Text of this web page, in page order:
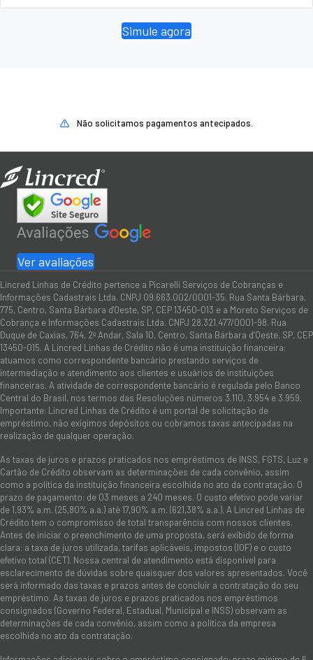
Simule agora
Não solicitamos pagamentos antecipados.
Ver avaliações
Lincred Linhas de Crédito pertence a Picarelli Serviços de Cobranças e
Informações Cadastrais Ltda. CNPJ 09.663.002/0001-35. Rua Santa Bárbara,
775, Centro, Santa Bárbara d'Oeste, SP, CEP 13450-013 e a Moreto Serviços de
Cobrança e Informações Cadastrais Ltda. CNPJ 28.321.477/0001-98. Rua
Duque de Caxias, 764, 2º Andar, Sala 10, Centro, Santa Bárbara d’Oeste, SP, CEP
13450-015. A Lincred Linhas de Crédito não é uma instituição financeira:
atuamos como correspondente bancário prestando serviços de
intermediação e atendimento aos clientes e usuários de instituições
financeiras. A atividade de correspondente bancário é regulada pelo Banco
Central do Brasil, nos termos das Resoluções números 3.110, 3.954 e 3.959.
Importante: Lincred Linhas de Crédito é um portal de solicitação de
empréstimo, não exigimos depósitos ou cobramos taxas antecipadas na
realização de qualquer operação.
As taxas de juros e prazos praticados nos empréstimos de INSS, FGTS, Luz e
Cartão de Crédito observam as determinações de cada convênio, assim
como a política da instituição financeira escolhida no ato da contratação. O
prazo de pagamento: de 03 meses a 240 meses. O custo efetivo pode variar
de 1,93% a.m. (25,80% a.a.) até 17,90% a.m. (621,38% a.a.). A Lincred Linhas de
Crédito tem o compromisso de total transparência com nossos clientes.
Antes de iniciar o preenchimento de uma proposta, será exibido de forma
clara: a taxa de juros utilizada, tarifas aplicáveis, impostos (IOF) e o custo
efetivo total (CET). Nossa central de atendimento está disponível para
esclarecimento de dúvidas sobre quaisquer dos valores apresentados. Você
será informado das taxas e prazos antes de concluir a contratação do seu
empréstimo. As taxas de juros e prazos praticados nos empréstimos
consignados (Governo Federal, Estadual, Municipal e INSS) observam as
determinações de cada convênio, assim como a política da empresa
escolhida no ato da contratação.